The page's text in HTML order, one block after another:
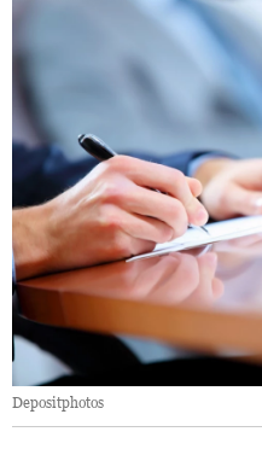
Depositphotos